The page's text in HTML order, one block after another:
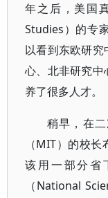
年之后，美国
Studies）的专
以看到东欧研
心、北非研究
养了很多人才。
稍早，在
（MIT）的校
该用一部分省
（National